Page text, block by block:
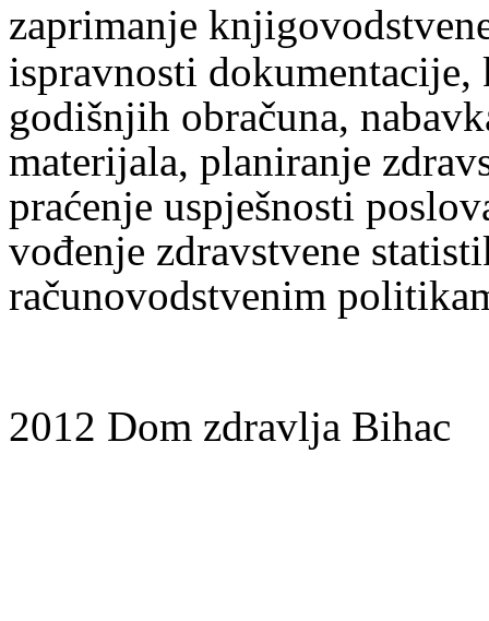
zaprimanje
ispravnosti
godišnjih obračuna,
materijala, planiranje
praćenje uspješnosti
vođenje zdravstvene
računovodstvenim
2012 Dom zdravlja Bihac